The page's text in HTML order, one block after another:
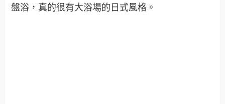
盤浴，真的很有大浴場的日式風格。